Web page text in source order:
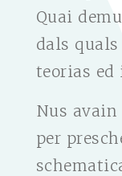
Quai
dals
teorias ed
Nus
per